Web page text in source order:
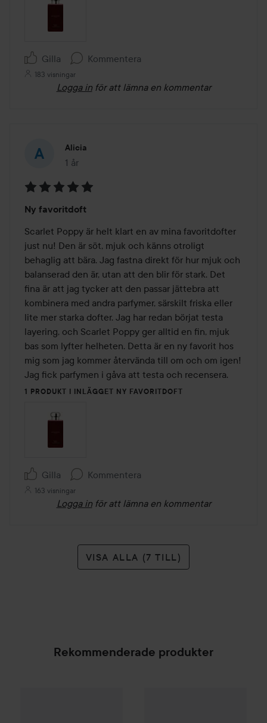
Gilla Kommentera
183 visningar
Logga in för att lämna en kommentar
Alicia
1 år
Inlägget skapades 1 år
5
av
5
Ny favoritdoft
Scarlet Poppy är helt klart en av mina favoritdofter
just nu! Den är söt, mjuk och känns otroligt
behaglig att bära. Jag fastna direkt för hur mjuk och
balanserad den är, utan att den blir för stark. Det
fina är att jag tycker att den passar jättebra att
kombinera med andra parfymer, särskilt friska eller
lite mer starka dofter. Jag har redan börjat testa
layering, och Scarlet Poppy ger alltid en fin, mjuk
bas som lyfter helheten. Detta är en ny favorit hos
mig som jag kommer återvända till om och om igen!
Jag fick parfymen i gåva att testa och recensera.
1 PRODUKT I INLÄGGET NY FAVORITDOFT
Gilla Kommentera
163 visningar
Logga in för att lämna en kommentar
VISA ALLA (7 TILL)
Rekommenderade produkter